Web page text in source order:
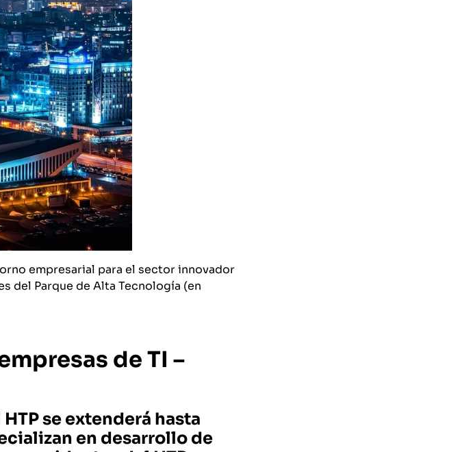
empresarial para el sector innovador
del Parque de Alta Tecnología (en
de TI –
se extenderá hasta
en desarrollo de